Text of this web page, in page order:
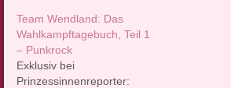
Team Wendland: Das
Wahlkampftagebuch, Teil 1
– Punkrock
Exklusiv bei
Prinzessinnenreporter: